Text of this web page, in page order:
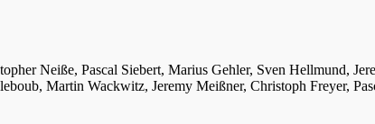
Neiße, Pascal Siebert, Marius Gehler, Sven Hellmund,
Martin Wackwitz, Jeremy Meißner, Christoph Freyer,